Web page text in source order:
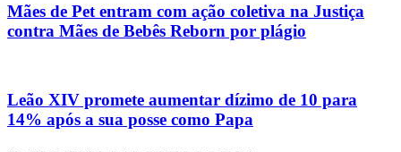
Mães de Pet entram com ação coletiva na Justiça
contra Mães de Bebês Reborn por plágio
Leão XIV promete aumentar dízimo de 10 para
14% após a sua posse como Papa